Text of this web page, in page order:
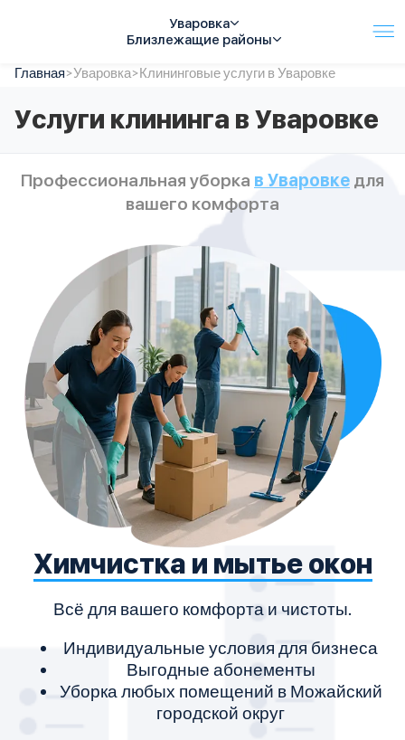
Уваровка
Близлежащие районы
Услуги
Автопарк
Тарифы
О компании
Отзывы
Главная>Уваровка>Клининговые услуги в Уваровке
Услуги клининга в Уваровке
Профессиональная уборка в Уваровке для
вашего комфорта
Химчистка и мытье окон
Всё для вашего комфорта и чистоты.
Индивидуальные условия для бизнеса
Выгодные абонементы
Уборка любых помещений в Можайский
городской округ